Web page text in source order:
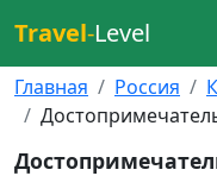
Travel-Level
Главная Россия